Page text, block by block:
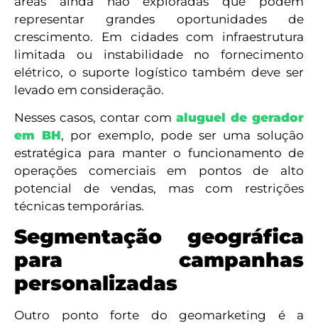
representar grandes oportunidades de
crescimento. Em cidades com infraestrutura
limitada ou instabilidade no fornecimento
elétrico, o suporte logístico também deve ser
levado em consideração.
Nesses casos, contar com aluguel de gerador
em BH, por exemplo, pode ser uma solução
estratégica para manter o funcionamento de
operações comerciais em pontos de alto
potencial de vendas, mas com restrições
técnicas temporárias.
Segmentação geográfica
para campanhas
personalizadas
Outro ponto forte do geomarketing é a